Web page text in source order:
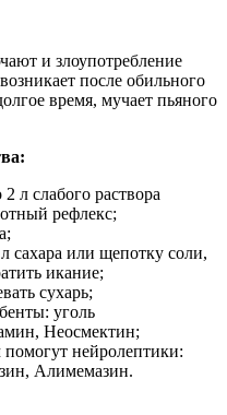
и злоупотребление
после обильного
время, мучает пьяного
л слабого раствора
рефлекс;
сахара или щепотку соли,
икание;
сухарь;
уголь
Неосмектин;
нейролептики:
Алимемазин.